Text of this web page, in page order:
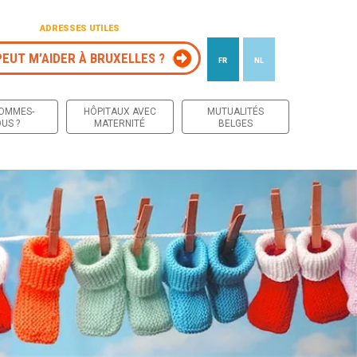
ADRESSES UTILES
M’AIDER À BRUXELLES ? FR NL
?
HÔPITAUX AVEC
MATERNITÉ
MUTUALITÉS
BELGES